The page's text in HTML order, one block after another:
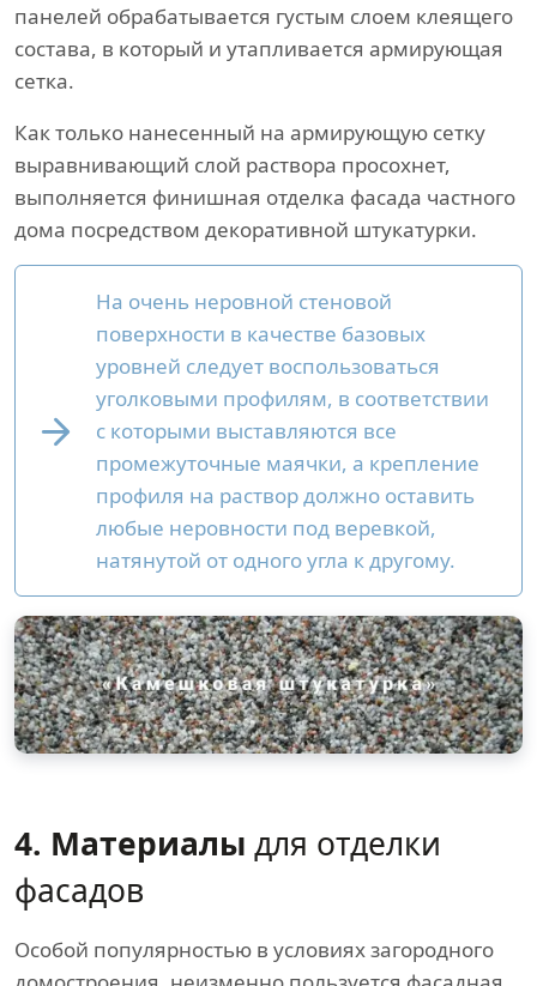
панелей обрабатывается густым слоем клеящего
состава, в который и утапливается армирующая
сетка.
Как только нанесенный на армирующую сетку
выравнивающий слой раствора просохнет,
выполняется финишная отделка фасада частного
дома посредством декоративной штукатурки.
На очень неровной стеновой
поверхности в качестве базовых
уровней следует воспользоваться
уголковыми профилям, в соответствии
с которыми выставляются все
промежуточные маячки, а крепление
профиля на раствор должно оставить
любые неровности под веревкой,
натянутой от одного угла к другому.
4. Материалы для отделки
фасадов
Особой популярностью в условиях загородного